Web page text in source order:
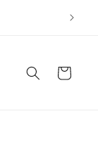
Carrello